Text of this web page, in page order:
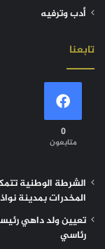
أدب وترفيه
تابعنا
0
متابعون
الشرطة الوطنية
المخدرات بمدينة
تعيين ولد داهي
رئاسي